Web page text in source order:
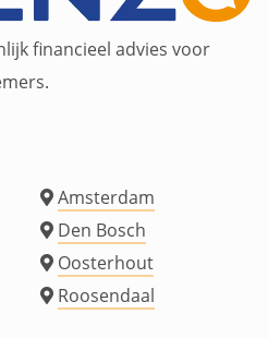
financieel advies voor
Amsterdam
Den Bosch
Oosterhout
Roosendaal